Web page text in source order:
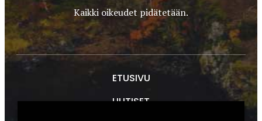
Kaikki oikeudet pidätetään.
ETUSIVU
UUTISET